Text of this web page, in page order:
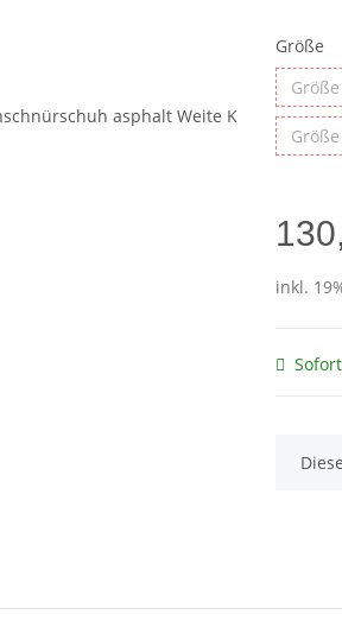
Größe
inkl.
x